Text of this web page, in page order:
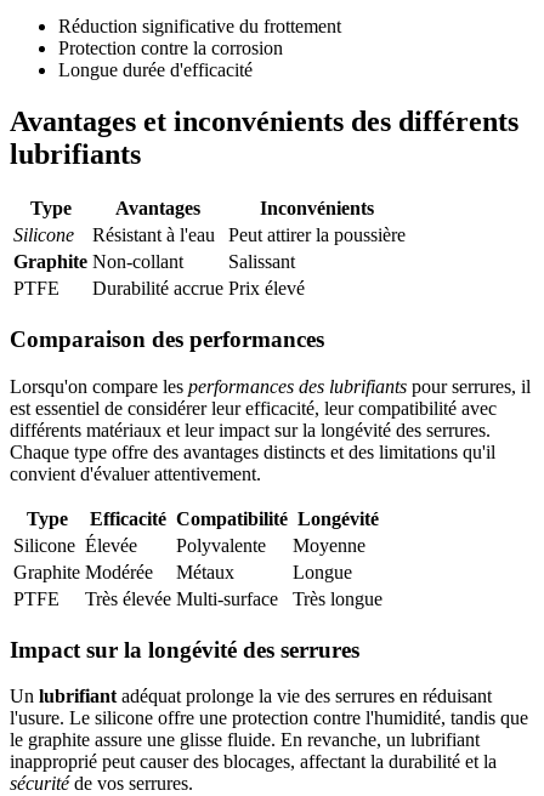
Réduction significative du frottement
Protection contre la corrosion
Longue durée d'efficacité
Avantages et inconvénients des différents
lubrifiants
Type Avantages
Inconvénients
Silicone
Résistant à l'eau
Peut attirer la poussière
Graphite Non-collant
Salissant
PTFE
Durabilité accrue Prix élevé
Comparaison des performances
Lorsqu'on compare les performances des lubrifiants pour serrures, il
est essentiel de considérer leur efficacité, leur compatibilité avec
différents matériaux et leur impact sur la longévité des serrures.
Chaque type offre des avantages distincts et des limitations qu'il
convient d'évaluer attentivement.
Type Efficacité Compatibilité Longévité
Silicone Élevée Polyvalente
Moyenne
Graphite Modérée Métaux
Longue
PTFE
Très élevée Multi-surface Très longue
Impact sur la longévité des serrures
Un lubrifiant adéquat prolonge la vie des serrures en réduisant
l'usure. Le silicone offre une protection contre l'humidité, tandis que
le graphite assure une glisse fluide. En revanche, un lubrifiant
inapproprié peut causer des blocages, affectant la durabilité et la
sécuritéde vos serrures.